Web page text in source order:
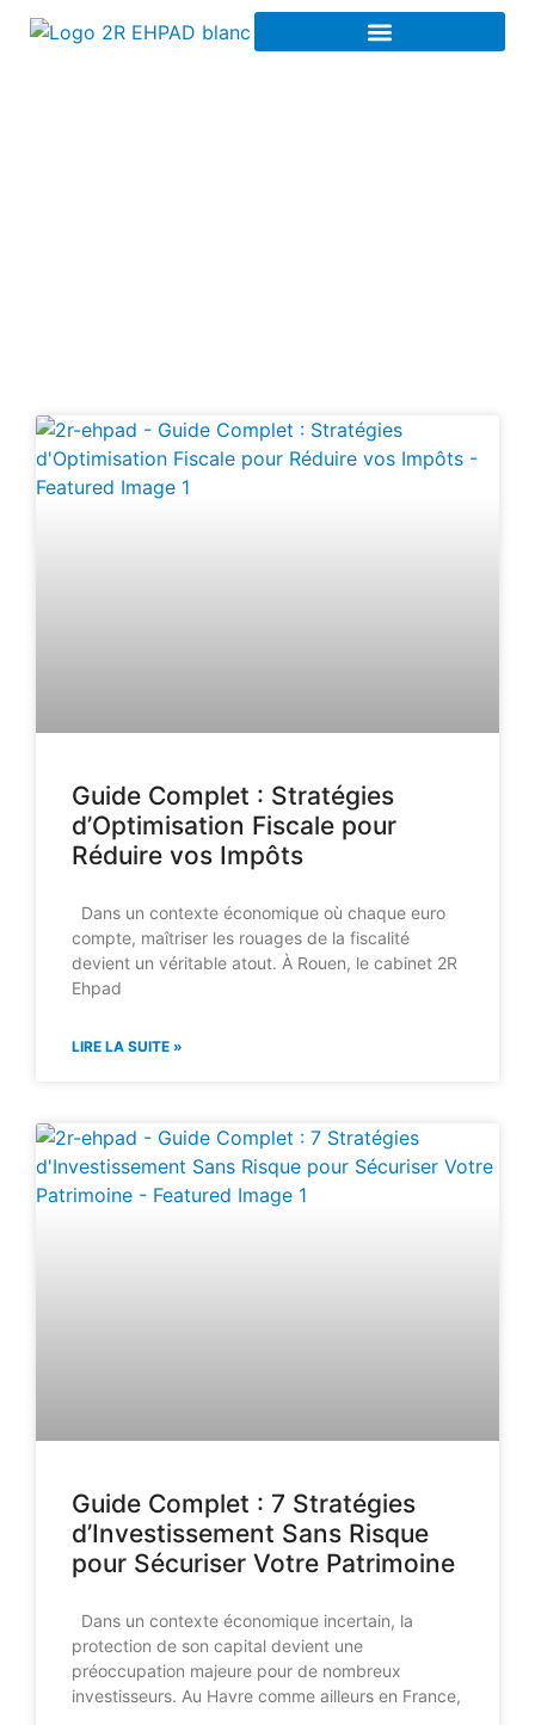
Guide Complet : Stratégies
d’Optimisation Fiscale pour
Réduire vos Impôts
Dans un contexte économique où chaque euro
compte, maîtriser les rouages de la fiscalité
devient un véritable atout. À Rouen, le cabinet 2R
Ehpad
LIRE LA SUITE »
Guide Complet : 7 Stratégies
d’Investissement Sans Risque
pour Sécuriser Votre Patrimoine
Dans un contexte économique incertain, la
protection de son capital devient une
préoccupation majeure pour de nombreux
investisseurs. Au Havre comme ailleurs en France,